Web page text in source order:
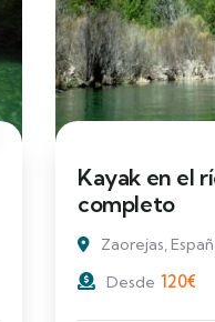
Kayak en el
completo
Zaorejas,
Desde 120€